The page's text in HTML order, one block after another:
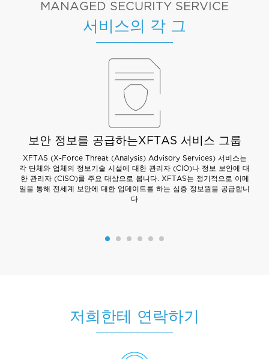
MANAGED SECURITY SERVICE
서비스의 각 그
보안 정보를 공급하는XFTAS 서비스 그룹
XFTAS (X-Force Threat (Analysis) Advisory Services) 서비스는
각 단체와 업체의 정보기술 시설에 대한 관리자 (CIO)나 정보 보안에 대
한 관리자 (CISO)를 주요 대상으로 봅니다. XFTAS는 정기적으로 이메
일을 통해 전세계 보안에 대한 업데이트를 하는 심층 정보원을 공급합니
다
저희한테 연락하기